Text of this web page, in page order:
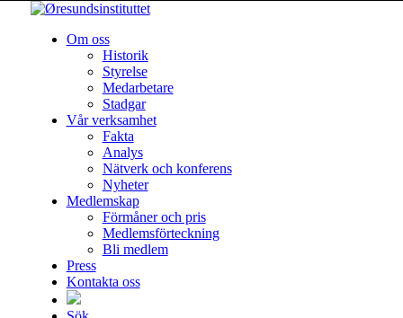
Om oss
Historik
Styrelse
Medarbetare
Stadgar
Vår verksamhet
Fakta
Analys
Nätverk och konferens
Nyheter
Medlemskap
Förmåner och pris
Medlemsförteckning
Bli medlem
Press
Kontakta oss